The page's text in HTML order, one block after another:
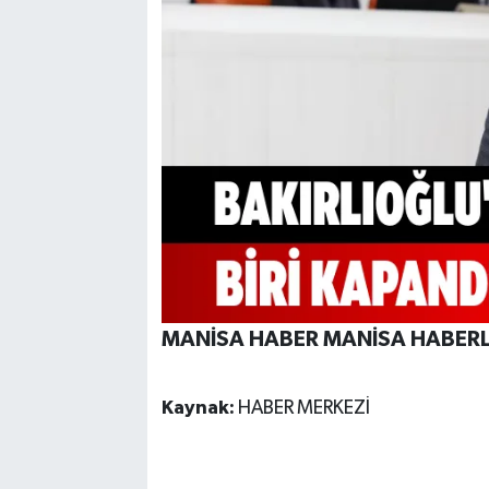
MANİSA HABER MANİSA
Kaynak: HABER MERKEZİ